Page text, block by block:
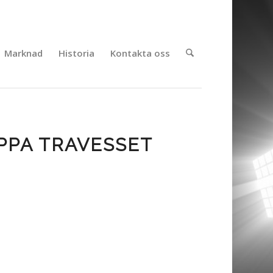
Marknad Historia Kontakta oss
TRAVESSET